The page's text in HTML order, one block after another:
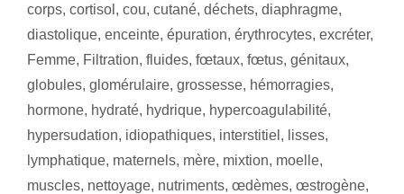
corps, cortisol , cou, cutané, déchets, diaphragme,
diastolique, enceinte, épuration, érythrocytes, excréter,
Femme, Filtration, fluides, fœtaux, fœtus, génitaux,
globules, glomérulaire, grossesse, hémorragies,
hormone, hydraté, hydrique, hypercoagulabilité,
hypersudation, idiopathiques, interstitiel , lisses,
lymphatique, maternels, mère, mixtion, moelle,
muscles, nettoyage, nutriments, œdèmes, œstrogène,